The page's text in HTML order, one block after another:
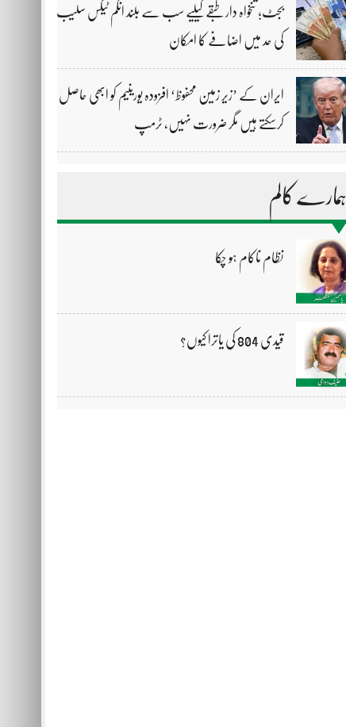
بجٹ؛ تنخواہ دار طبقے کیلیے سب سے بلند انکم ٹیکس سلیب
کی حد میں اضافے کا امکان
ایران کے ’زیر زمین محفوظ‘ افزودہ یورینیم کو ابھی حاصل
کرسکتے ہیں مگر ضرورت نہیں، ٹرمپ
ہمارے کالم
نظام ناکام ہو چکا
قیدی 804 کی یاترا کیوں؟